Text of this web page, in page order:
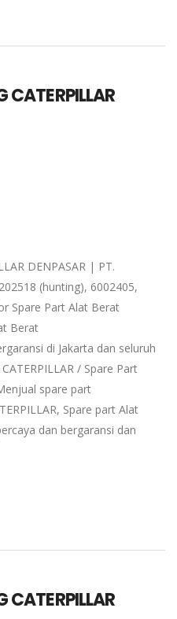
DENPASAR | PT.
(hunting), 6002405,
Spare Part Alat Berat
Berat
di Jakarta dan seluruh
/ Spare Part
spare part
Spare part Alat
dan bergaransi dan